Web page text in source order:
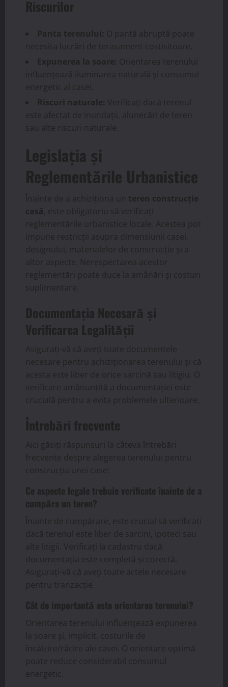
Riscurilor
Panta terenului: O pantă abruptă poate
necesita lucrări de terasament costisitoare.
Expunerea la soare: Orientarea terenului
influențează iluminarea naturală și consumul
energetic al casei.
Riscuri naturale: Verificați dacă terenul
este afectat de inundații, alunecări de teren
sau alte riscuri naturale.
Legislația și
Reglementările Urbanistice
Înainte de a achiziționa un teren construcție
casă, este obligatoriu să verificați
reglementările urbanistice locale. Acestea pot
impune restricții asupra dimensiunii casei,
designului, materialelor de construcție și a
altor aspecte. Nerespectarea acestor
reglementări poate duce la amânări și costuri
suplimentare.
Documentația Necesară și
Verificarea Legalității
Asigurați-vă că aveți toate documentele
necesare pentru achiziționarea terenului și că
acesta este liber de orice sarcină sau litigiu. O
verificare amănunțită a documentației este
crucială pentru a evita problemele ulterioare.
Întrebări frecvente
Aici găsiți răspunsuri la câteva întrebări
frecvente despre alegerea terenului pentru
construcția unei case:
Ce aspecte legale trebuie verificate înainte de a
cumpăra un teren?
Înainte de cumpărare, este crucial să verificați
dacă terenul este liber de sarcini, ipoteci sau
alte litigii. Verificați la cadastru dacă
documentația este completă și corectă.
Asigurați-vă că aveți toate actele necesare
pentru tranzacție.
Cât de importantă este orientarea terenului?
Orientarea terenului influențează expunerea
la soare și, implicit, costurile de
încălzire/răcire ale casei. O orientare optimă
poate reduce considerabil consumul
energetic.